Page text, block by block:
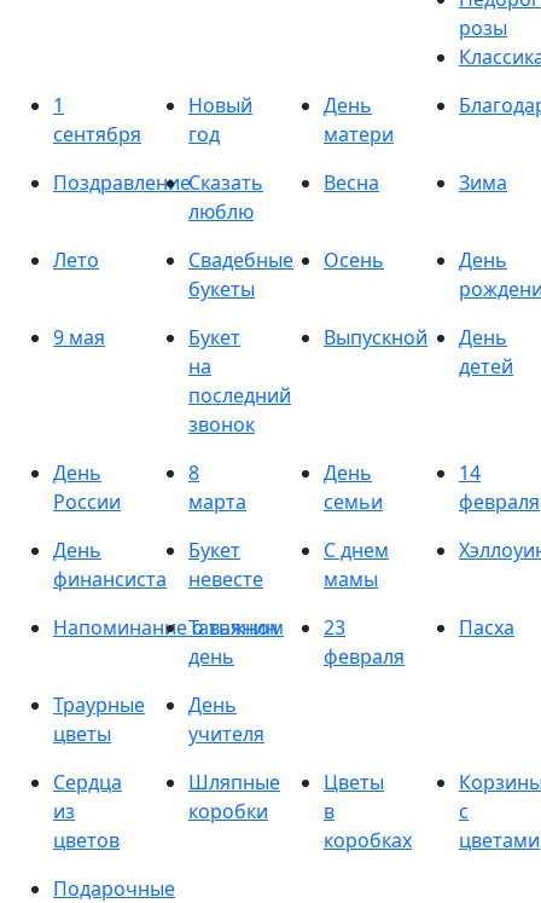
розы
1
сентября
Новый
год
День
матери
ПоздравлениеСказать
люблю
Весна Зима
Лето
Свадебные
букеты
Осень
День
9 мая
Букет
на
последний
звонок
Выпускной
День
детей
День
России
8
марта
День
семьи
14
февраля
День
финансиста
Букет
невесте
С днем
мамы
Напоминание о важном
Татьянин
день
23
февраля
Пасха
Траурные
цветы
День
учителя
Сердца
из
цветов
Шляпные
коробки
Цветы
в
коробках
с
цветами
Подарочные